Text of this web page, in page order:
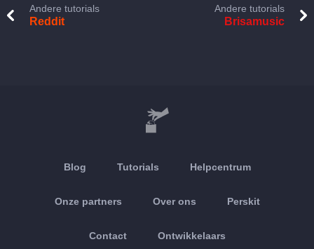
Andere tutorials
Reddit
Andere tutorials
Brisamusic
Blog Tutorials Helpcentrum
Onze partners Over ons Perskit
Contact Ontwikkelaars